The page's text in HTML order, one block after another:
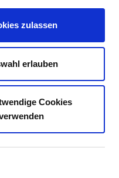
zulassen
erlauben
Cookies